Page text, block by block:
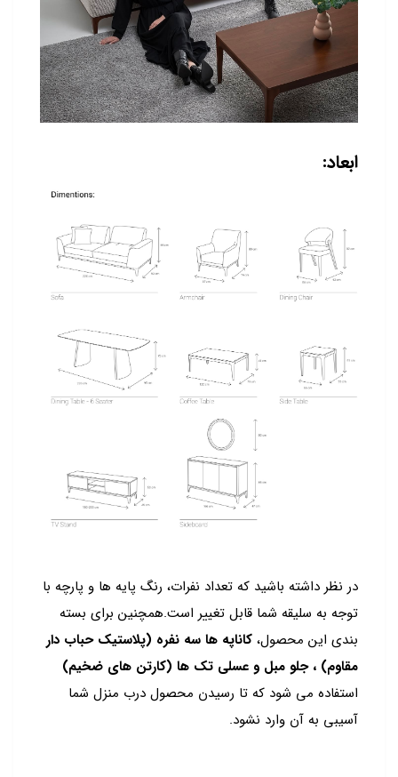
ابعاد:
در نظر داشته باشید که تعداد نفرات، رنگ پایه ها و پارچه با
توجه به سلیقه شما قابل تغییر است.همچنین برای بسته
بندی این محصول، کاناپه ها سه نفره (پلاستیک حباب دار
مقاوم) ، جلو مبل و عسلی تک ها (کارتن های ضخیم)
استفاده می شود که تا رسیدن محصول درب منزل شما
آسیبی به آن وارد نشود.